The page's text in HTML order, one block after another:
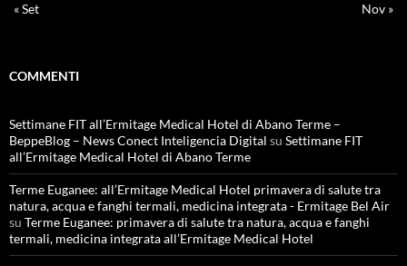
« Set
Nov »
COMMENTI
Settimane FIT all’Ermitage Medical Hotel di Abano Terme –
BeppeBlog – News Conect Inteligencia Digital su Settimane FIT
all’Ermitage Medical Hotel di Abano Terme
Terme Euganee: all’Ermitage Medical Hotel primavera di salute tra
natura, acqua e fanghi termali, medicina integrata - Ermitage Bel Air
su Terme Euganee: primavera di salute tra natura, acqua e fanghi
termali, medicina integrata all’Ermitage Medical Hotel